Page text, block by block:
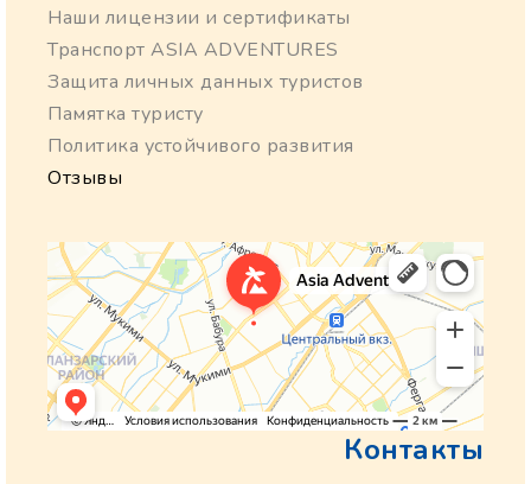
Наши лицензии и сертификаты
Транспорт ASIA ADVENTURES
Защита личных данных туристов
Памятка туристу
Политика устойчивого развития
Отзывы
Контакты